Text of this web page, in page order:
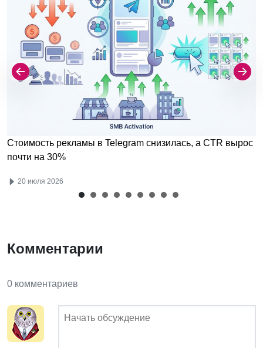
Стоимость рекламы в Telegram снизилась, а CTR вырос
почти на 30%
20 июля 2026
Комментарии
0 комментариев